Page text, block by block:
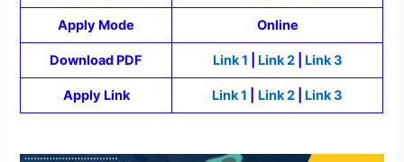
Apply Mode Online
Download PDF Link 1 Link 2| Link 3
Apply Link Link 1 Link 2 Link 3